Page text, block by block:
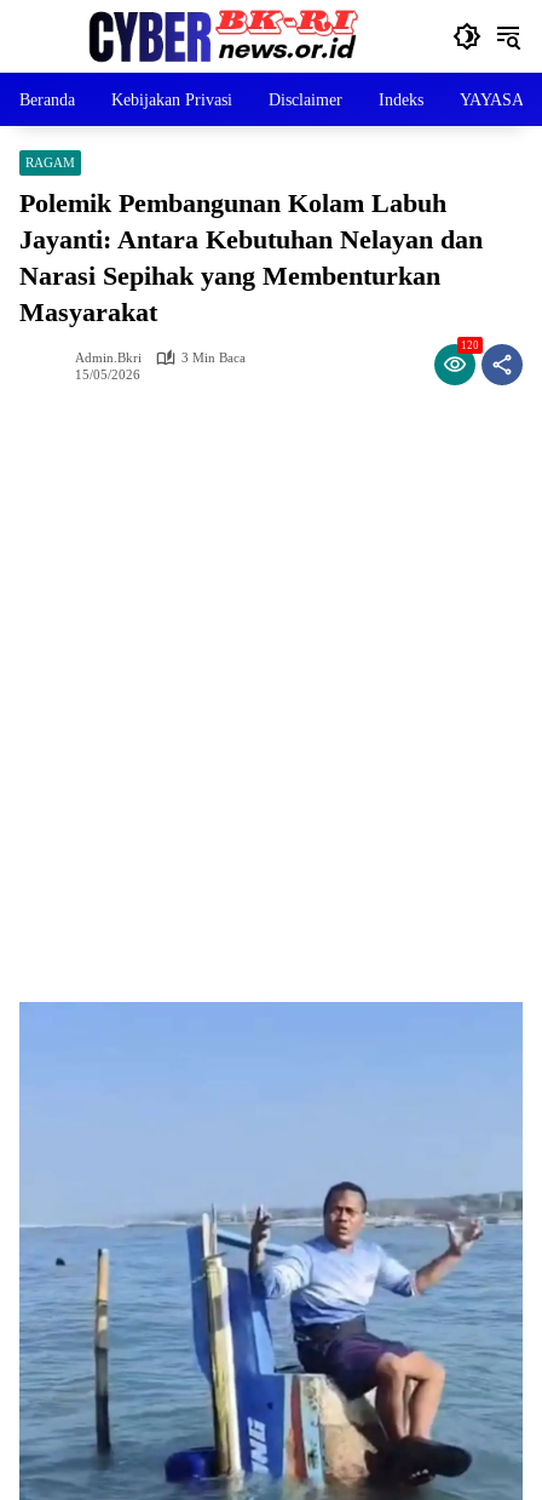
Beranda Kebijakan Privasi Disclaimer Indeks
RAGAM
Polemik Pembangunan Kolam Labuh
Jayanti: Antara Kebutuhan Nelayan dan
Narasi Sepihak yang Membenturkan
Masyarakat
Admin.bkri
3 Min Baca
15/05/2026
120